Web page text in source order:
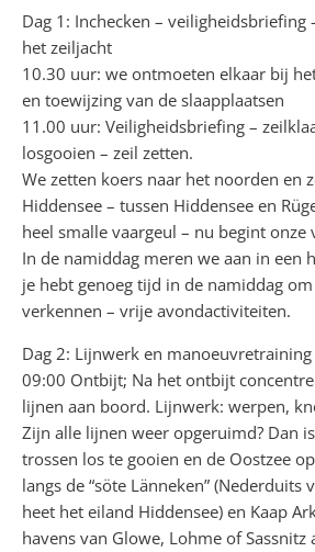
Dag 1: Inchecken –
het zeiljacht
10.30 uur: we ontmoeten elkaar bij
en toewijzing van de slaapplaatsen
11.00 uur: Veiligheidsbriefing –
losgooien – zeil zetten.
We zetten koers naar het noorden en
Hiddensee – tussen Hiddensee en
heel smalle vaargeul – nu begint onze
In de namiddag meren we aan in een
je hebt genoeg tijd in de namiddag
verkennen – vrije avondactiviteiten.
Dag 2: Lijnwerk en
09:00 Ontbijt; Na het ontbijt
lijnen aan boord. Lijnwerk: werpen,
Zijn alle lijnen weer opgeruimd? Dan
trossen los te gooien en de Oostzee
langs de “söte Länneken” (Nederduits
heet het eiland Hiddensee) en Kaap
havens van Glowe, Lohme of Sassnitz